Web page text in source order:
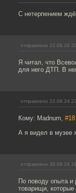
C нетерпением
отправлено 22.08.24
Я читал, что
для него ДТП. В
отправлено 22.08.24
Кому: Madnum, #18
А я видел в музее
отправлено 30.08.24
По поводу опыта и
товарищи,